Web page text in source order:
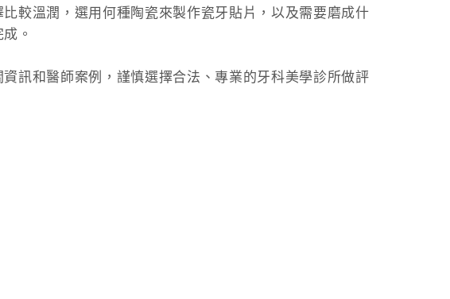
較溫潤，選用何種陶瓷來製作瓷牙貼片，以及需要磨成什
。
訊和醫師案例，謹慎選擇合法、專業的牙科美學診所做評